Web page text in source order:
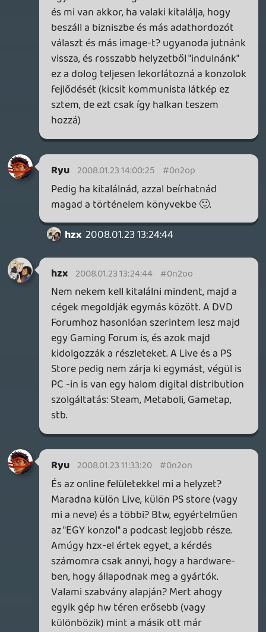
És az online felületekkel mi a helyzet?
Maradna külön Live, külön PS store (vagy
mi a neve) és a többi? Btw, egyértelműen
az "EGY konzol" a podcast legjobb része.
Amúgy hzx-el értek egyet, a kérdés
számomra csak annyi, hogy a hardware-
ben, hogy állapodnak meg a gyártók.
Valami szabvány alapján? Mert ahogy
egyik gép hw téren erősebb (vagy
különbözik) mint a másik ott már
probléma lehet, hiszen mi garantálja, hogy
egyik vagy másik cég nem gyárt exkluzív
hzx 2008.01.22 12:38:56
Madroy 2008.01.22 15:04:14 #0n2om
Most itt kapásból behoztál új szereplőket
a piacra, vajon el tudna tartani ennyi
szereplőt , mert itt azért elég drága
mint a dvd lejátszók . A másik meg, hogy a
gépekre megjelenő játékok licencdíjairól
ugyanannyit kap belőle, hiába ment el a
sony konzoljából mondjuk 3x annyi, mint
az mséből ?
2008.01.22 12:38:56 #0n2ol
Most mi alapján döntöd el, hogy melyik
DVD lejátszót vedd meg? Ár,
szolgáltatások, minőség. De mindegyik
lejátsza a lemezt, amit kiveszel a tékából.
Pontosan ugyanígy tudom elképzelni ez
Microsoft konzol, Yamaha konzol,
Panasonic konzol és Ócsókínaipiacos
konzol. A Sonyban lesz Blu-Ray, az MS -ben
lesz király Video Store, a Yamahában SACD
az Ócsókínaipiacosban meg semmi plusz.
A Sony -hoz és a Yamahához minőségi
wifis kontrollert kapsz, minőségi
kábeleket, az Ócsóhoz szargagyit,
cérnavékony madzaggal. De mindegyik
lejátsza az ahhoz a generációhoz tartozó
játékot, amit megveszel a Média Marktban.
Madroy 2008.01.21 23:41:00
2008.01.22 12:30:00 #0n2ok